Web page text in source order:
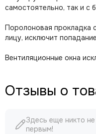
самостоятельно, так и
Поролоновая прокладка
лицу, исключит
Вентиляционные окна
Отзывы о
Здесь еще никто
первым!